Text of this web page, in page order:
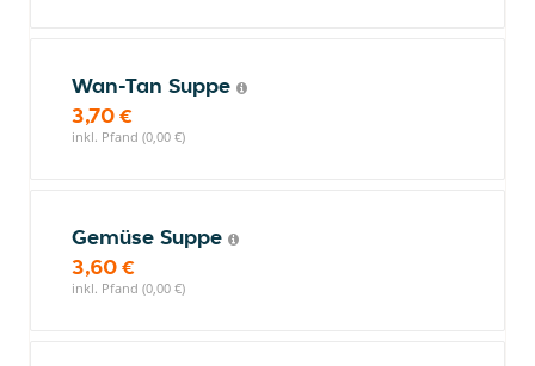
Wan-Tan Suppe
3,70 €
inkl. Pfand (0,00 €)
Gemüse Suppe
3,60 €
inkl. Pfand (0,00 €)